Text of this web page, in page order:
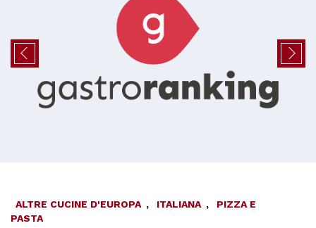
ALTRE CUCINE D'EUROPA , ITALIANA ,
PIZZA E
PASTA